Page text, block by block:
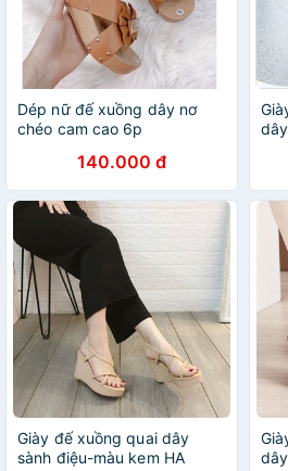
Dép nữ đế xuồng dây nơ
chéo cam cao 6p
140.000 đ
Giày đế xuồng quai dây
sành điệu-màu kem HA